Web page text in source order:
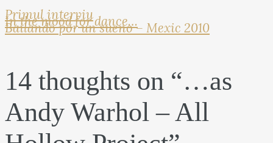
Primul interviu
In the mood for dance…
Bailando por un sueno – Mexic 2010
14 thoughts on “…as
Andy Warhol – All